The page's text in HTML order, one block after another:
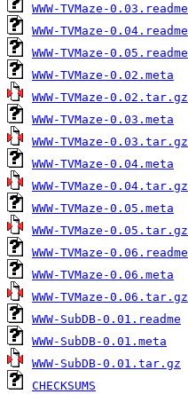
WWW-TVMaze-0.03.readme
WWW-TVMaze-0.04.readme
WWW-TVMaze-0.05.readme
WWW-TVMaze-0.02.meta
WWW-TVMaze-0.02.tar.gz
WWW-TVMaze-0.03.meta
WWW-TVMaze-0.03.tar.gz
WWW-TVMaze-0.04.meta
WWW-TVMaze-0.04.tar.gz
WWW-TVMaze-0.05.meta
WWW-TVMaze-0.05.tar.gz
WWW-TVMaze-0.06.readme
WWW-TVMaze-0.06.meta
WWW-TVMaze-0.06.tar.gz
WWW-SubDB-0.01.readme
WWW-SubDB-0.01.meta
WWW-SubDB-0.01.tar.gz
CHECKSUMS